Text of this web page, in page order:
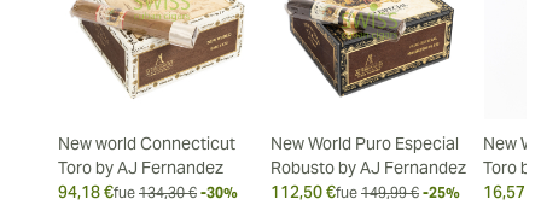
New world Connecticut
Toro by AJ Fernandez
94,18 €fue 134,30 € -30%
New World Puro Especial
Robusto by AJ Fernandez
112,50 €fue 149,99 € -25%
New
Toro
16,57 €